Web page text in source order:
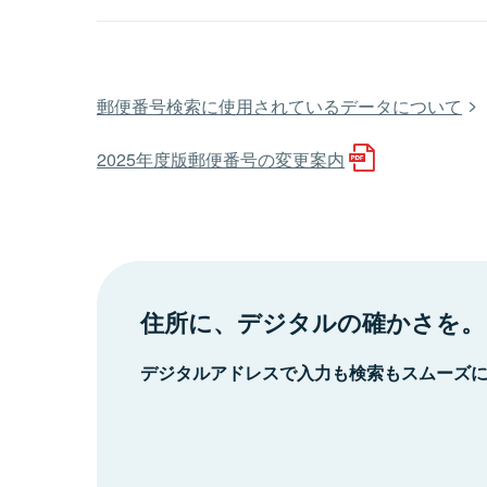
郵便番号検索に使用されているデータについて
2025年度版郵便番号の変更案内
住所に、デジタルの確かさを。
デジタルアドレスで入力も検索もスムーズ